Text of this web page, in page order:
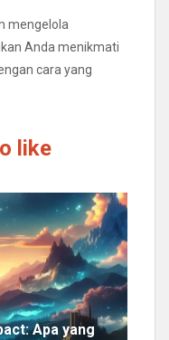
mengelola
Anda menikmati
cara yang
like
Apa yang